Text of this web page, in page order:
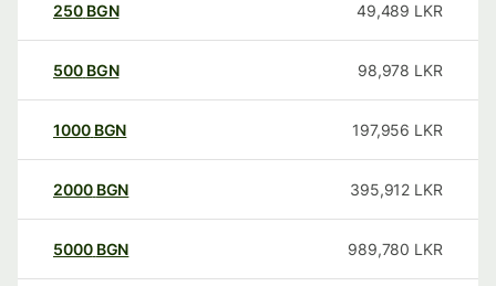
250 BGN 49,489 LKR
500 BGN 98,978 LKR
1000 BGN 197,956 LKR
2000 BGN 395,912 LKR
5000 BGN 989,780 LKR